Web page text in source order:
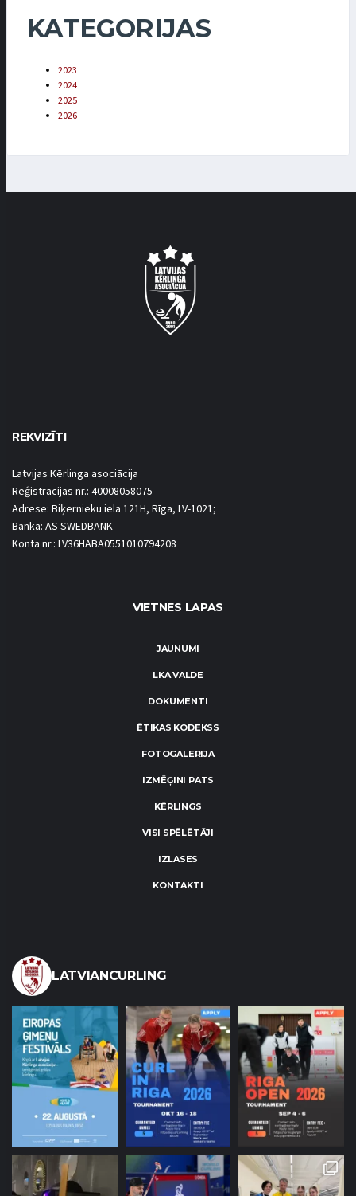
KATEGORIJAS
2023
2024
2025
2026
REKVIZĪTI
Latvijas Kērlinga asociācija
Reģistrācijas nr.: 40008058075
Adrese: Biķernieku iela 121H, Rīga, LV-1021;
Banka: AS SWEDBANK
Konta nr.: LV36HABA0551010794208
VIETNES LAPAS
JAUNUMI
LKA VALDE
DOKUMENTI
ĒTIKAS KODEKSS
FOTOGALERIJA
IZMĒĢINI PATS
KĒRLINGS
VISI SPĒLĒTĀJI
IZLASES
KONTAKTI
LATVIANCURLING